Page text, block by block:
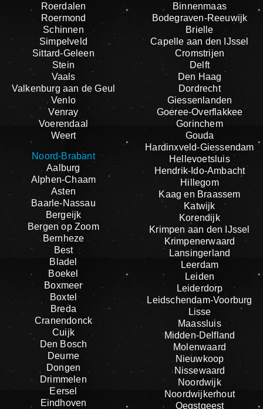
Roerdalen
Roermond
Schinnen
Simpelveld
Sittard-Geleen
Stein
Vaals
Valkenburg aan de Geul
Venlo
Venray
Voerendaal
Weert
Noord-Brabant
Aalburg
Alphen-Chaam
Asten
Baarle-Nassau
Bergeijk
Bergen op Zoom
Bernheze
Best
Bladel
Boekel
Boxmeer
Boxtel
Breda
Cranendonck
Cuijk
Den Bosch
Deurne
Dongen
Drimmelen
Eersel
Eindhoven
Binnenmaas
Bodegraven-Reeuwijk
Brielle
Capelle aan den IJssel
Cromstrijen
Delft
Den Haag
Dordrecht
Giessenlanden
Goeree-Overflakkee
Gorinchem
Gouda
Hardinxveld-Giessendam
Hellevoetsluis
Hendrik-Ido-Ambacht
Hillegom
Kaag en Braassem
Katwijk
Korendijk
Krimpen aan den IJssel
Krimpenerwaard
Lansingerland
Leerdam
Leiden
Leiderdorp
Leidschendam-Voorburg
Lisse
Maassluis
Midden-Delfland
Molenwaard
Nieuwkoop
Nissewaard
Noordwijk
Noordwijkerhout
Oegstgeest